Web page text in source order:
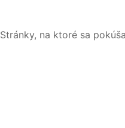
Stránky, na ktoré sa